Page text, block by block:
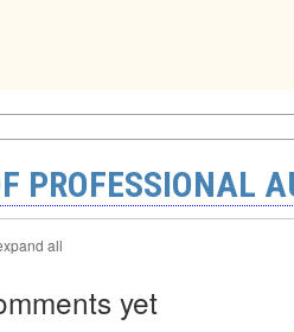
PROFESSIONAL
all
yet